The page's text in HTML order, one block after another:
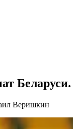
Веришкин